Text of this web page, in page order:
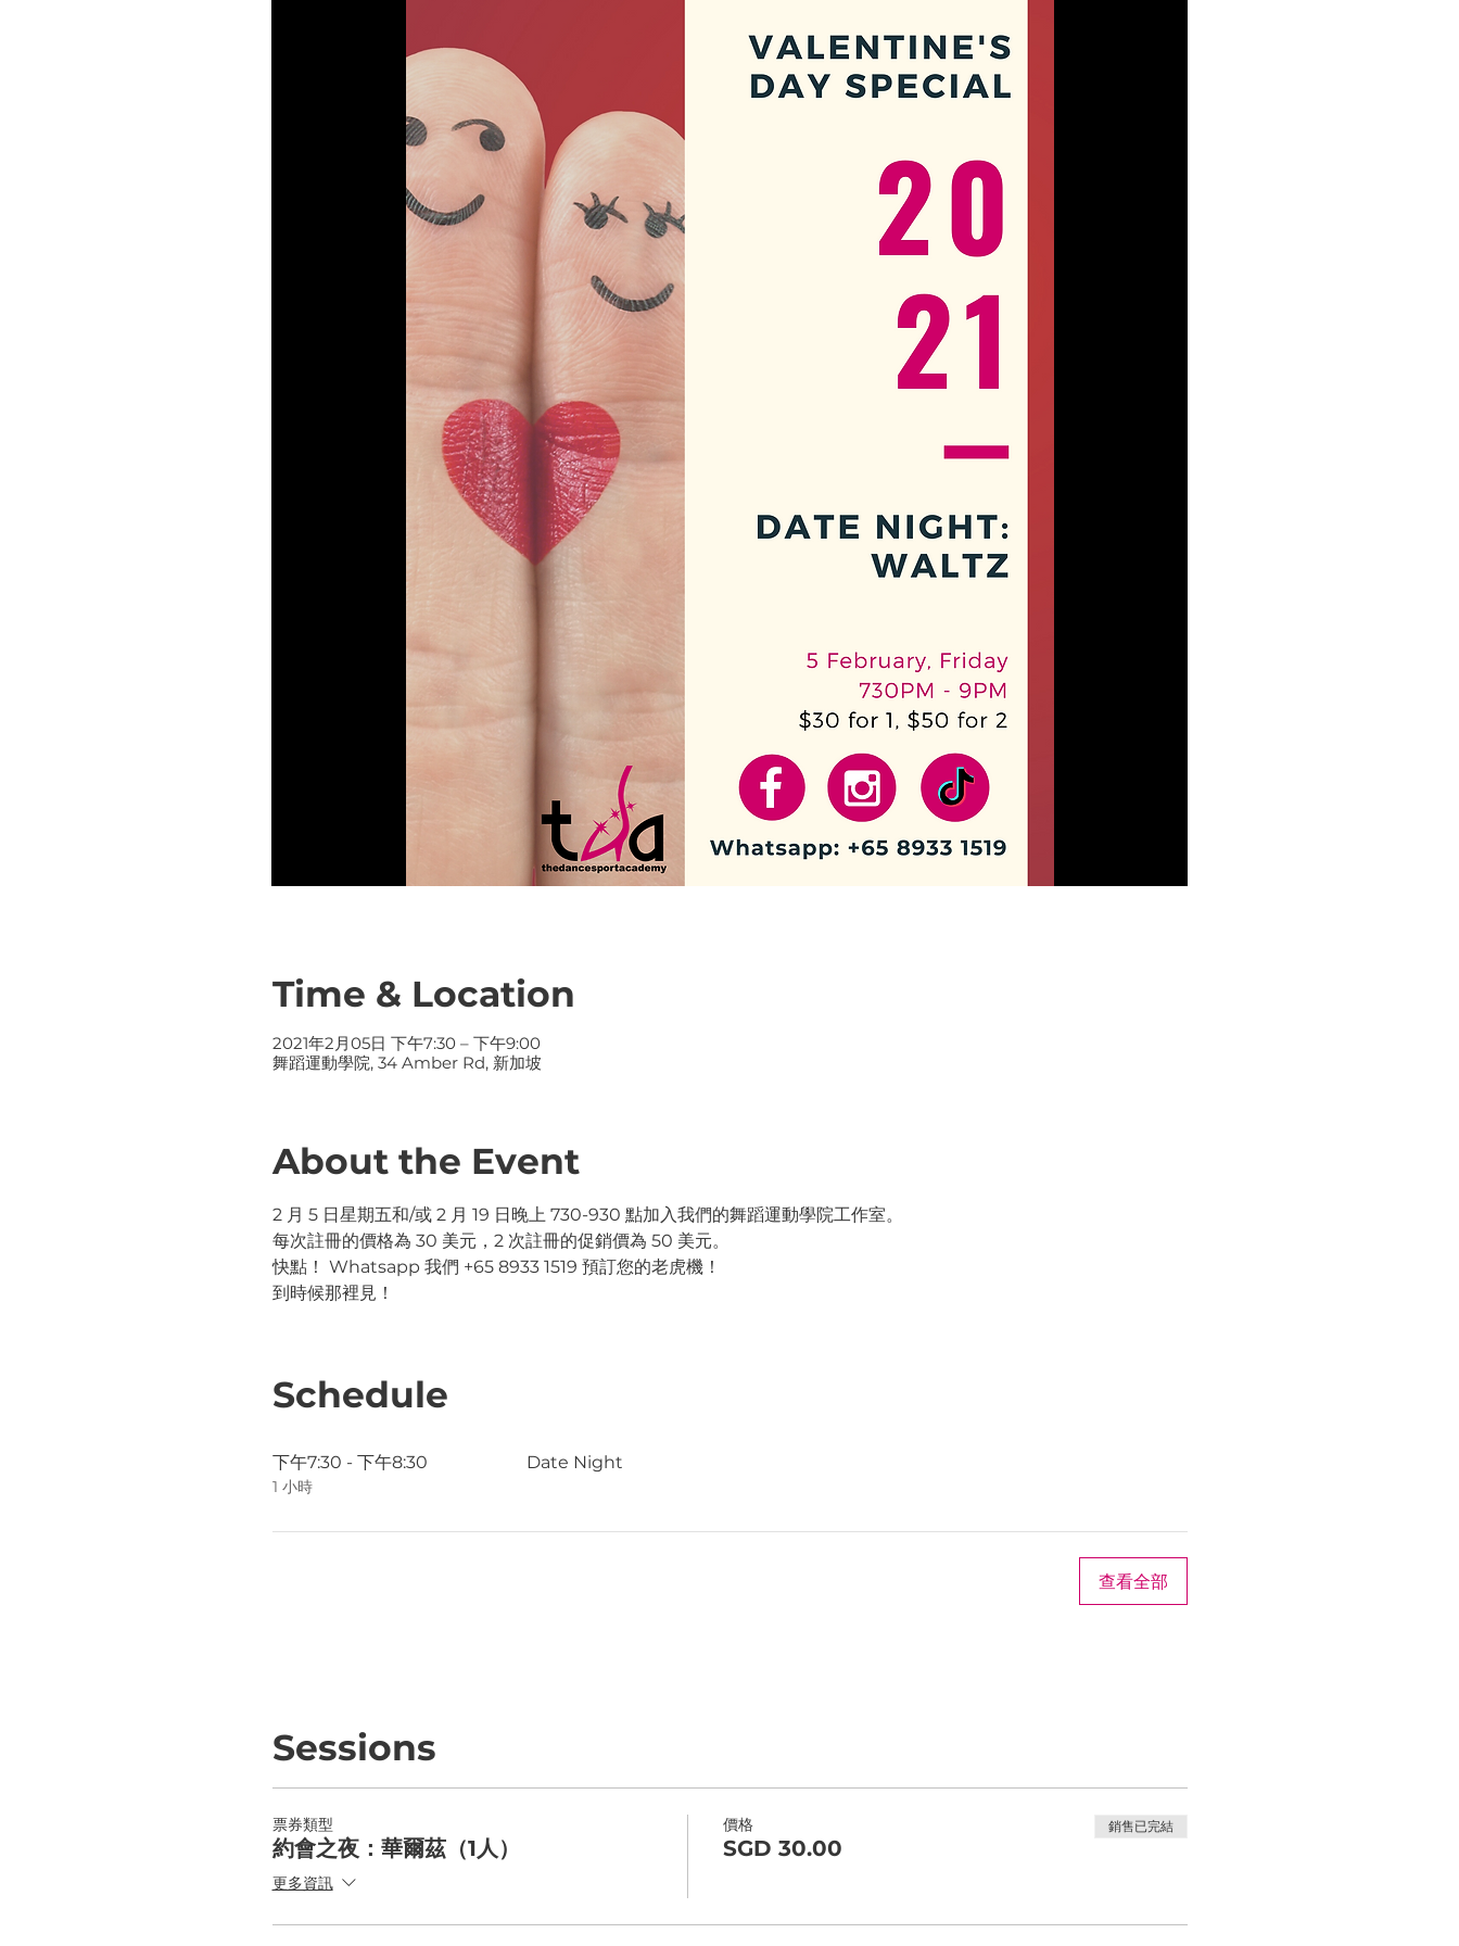
Time & Location
2021年2月05日 下午7:30 – 下午9:00
舞蹈運動學院, 34 Amber Rd, 新加坡
About the Event
2 月 5 日星期五和/或 2 月 19 日晚上 730-930 點加入我們的舞蹈運動學院工作室。
每次註冊的價格為 30 美元，2 次註冊的促銷價為 50 美元。
快點！ Whatsapp 我們 +65 8933 1519 預訂您的老虎機！
到時候那裡見！
Schedule
下午7:30 - 下午8:30
1 小時
Date Night
查看全部
Sessions
票券類型
約會之夜：華爾茲（1人）
更多資訊
價格
SGD 30.00
銷售已完結